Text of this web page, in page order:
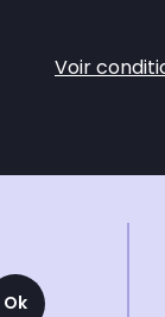
Voir
Ok